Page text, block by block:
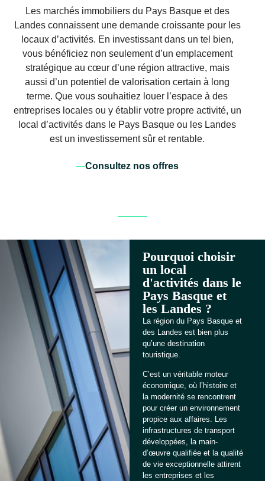
Les marchés immobiliers du Pays Basque et des
Landes connaissent une demande croissante pour les
locaux d’activités. En investissant dans un tel bien,
vous bénéficiez non seulement d’un emplacement
stratégique au cœur d’une région attractive, mais
aussi d’un potentiel de valorisation certain à long
terme. Que vous souhaitiez louer l’espace à des
entreprises locales ou y établir votre propre activité, un
local d’activités dans le Pays Basque ou les Landes
est un investissement sûr et rentable.
Consultez nos offres
Pourquoi choisir
un local
d'activités dans le
Pays Basque et
les Landes ?
La région du Pays Basque et
des Landes est bien plus
qu’une destination
touristique.
C’est un véritable moteur
économique, où l’histoire et
la modernité se rencontrent
pour créer un environnement
propice aux affaires. Les
infrastructures de transport
développées, la main-
d’œuvre qualifiée et la qualité
de vie exceptionnelle attirent
les entreprises et les